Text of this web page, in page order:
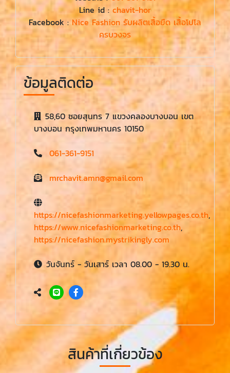
Line id : chavit-hor
Facebook :Nice Fashion รับผลิตเสื้อยืด เสื้อโปโล
ครบวงจร
ข้อมูลติดต่อ
58,60 ซอยสุนทร 7 แขวงคลองบางบอน เขต
บางบอน กรุงเทพมหานคร 10150
061-361-9151
mrchavit.amn@gmail.com
https://nicefashionmarketing.yellowpages.co.th,
https://www.nicefashionmarketing.co.th,
https://nicefashion.mystrikingly.com
วันจันทร์ - วันเสาร์ เวลา 08.00 - 19.30 น.
สินค้าที่เกี่ยวข้อง